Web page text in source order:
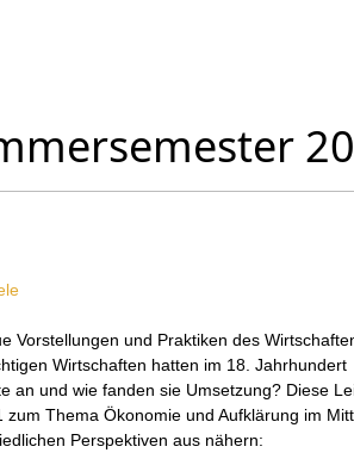
Vorstellungen und Praktiken des
Wirtschaften hatten im 18. Jahrhundert
an und wie fanden sie Umsetzung? Diese
Thema Ökonomie und Aufklärung im
Perspektiven aus nähern: